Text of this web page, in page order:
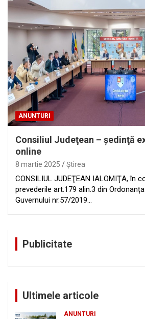
ANUNTURI
Consiliul Judeţean – şedinţă
online
8 martie 2025 Ştirea
CONSILIUL JUDEŢEAN IALOMIŢA, în
prevederile art.179 alin.3 din
Guvernului nr.57/2019…
Publicitate
Ultimele articole
ANUNTURI